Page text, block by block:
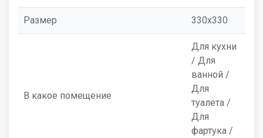
Размер 330x330
В какое помещение
Для кухни
/ Для
ванной /
Для
туалета /
Для
фартука /